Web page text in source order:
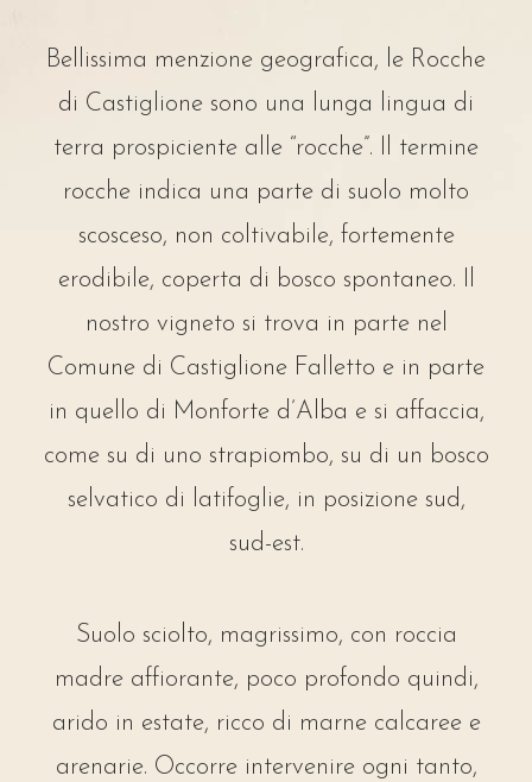
Bellissima menzione geografica, le Rocche
di Castiglione sono una lunga lingua di
terra prospiciente alle “rocche”. Il termine
rocche indica una parte di suolo molto
scosceso, non coltivabile, fortemente
erodibile, coperta di bosco spontaneo. Il
nostro vigneto si trova in parte nel
Comune di Castiglione Falletto e in parte
in quello di Monforte d’Alba e si affaccia,
come su di uno strapiombo, su di un bosco
selvatico di latifoglie, in posizione sud,
sud-est.
Suolo sciolto, magrissimo, con roccia
madre affiorante, poco profondo quindi,
arido in estate, ricco di marne calcaree e
arenarie. Occorre intervenire ogni tanto,